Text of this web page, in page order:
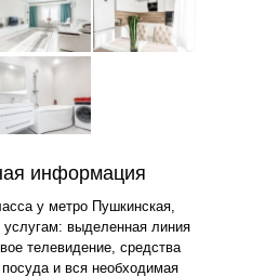
информация
у метро Пушкинская,
выделенная линия
телевидение, средства
и вся необходимая